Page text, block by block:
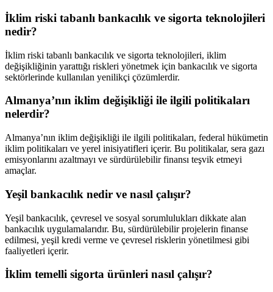
İklim riski tabanlı bankacılık ve sigorta teknolojileri
nedir?
İklim riski tabanlı bankacılık ve sigorta teknolojileri, iklim
değişikliğinin yarattığı riskleri yönetmek için bankacılık ve sigorta
sektörlerinde kullanılan yenilikçi çözümlerdir.
Almanya’nın iklim değişikliği ile ilgili politikaları
nelerdir?
Almanya’nın iklim değişikliği ile ilgili politikaları, federal hükümetin
iklim politikaları ve yerel inisiyatifleri içerir. Bu politikalar, sera gazı
emisyonlarını azaltmayı ve sürdürülebilir finansı teşvik etmeyi
amaçlar.
Yeşil bankacılık nedir ve nasıl çalışır?
Yeşil bankacılık, çevresel ve sosyal sorumlulukları dikkate alan
bankacılık uygulamalarıdır. Bu, sürdürülebilir projelerin finanse
edilmesi, yeşil kredi verme ve çevresel risklerin yönetilmesi gibi
faaliyetleri içerir.
İklim temelli sigorta ürünleri nasıl çalışır?